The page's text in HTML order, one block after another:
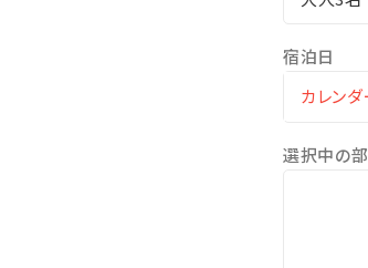
宿泊日
選択中の